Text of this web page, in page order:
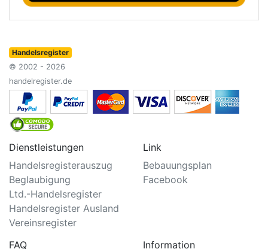
Handelsregister
© 2002 - 2026
handelregister.de
Dienstleistungen
Handelsregisterauszug
Beglaubigung
Ltd.-Handelsregister
Handelsregister Ausland
Vereinsregister
Link
Bebauungsplan
Facebook
FAQ Information